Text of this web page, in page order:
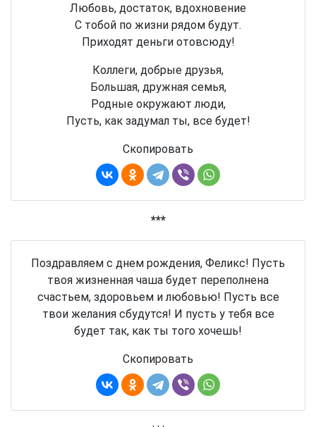
Любовь, достаток, вдохновение
С тобой по жизни рядом будут.
Приходят деньги отовсюду!
Коллеги, добрые друзья,
Большая, дружная семья,
Родные окружают люди,
Пусть, как задумал ты, все будет!
Скопировать
***
Поздравляем с днем рождения, Феликс! Пусть
твоя жизненная чаша будет переполнена
счастьем, здоровьем и любовью! Пусть все
твои желания сбудутся! И пусть у тебя все
будет так, как ты того хочешь!
Скопировать